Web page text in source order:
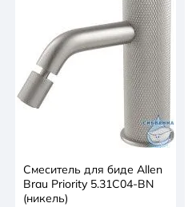
Смеситель для биде Allen
Brau Priority 5.31С04-BN
(никель)